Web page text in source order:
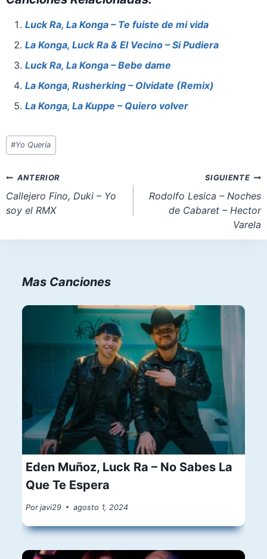
c
e
b
o
o
k
er
e
st
at
s
A
p
p
st
o
d
o
n
ai
l
e
Luck Ra, La Konga – Te fuiste de mi vida
La Konga, Luck Ra & El Vecino – Si Pudiera
Luck Ra, La Konga – Bebe dame
La Konga, Rusherking – Olvidate (Remix)
La Konga, La Kuppe – Quiero volver
Etiquetas
de
entrada:
#Yo Quería
Navegación
de
entradas
ANTERIOR
Callejero Fino, Duki – Yo
soy el RMX
SIGUIENTE
Rodolfo Lesica – Noches
de Cabaret – Hector
Varela
Mas Canciones
Eden Muñoz, Luck Ra – No Sabes La
Que Te Espera
Por javi29 agosto 1, 2024